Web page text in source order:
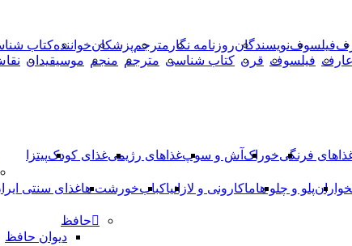
فیلسوفنویسندگانروزنامه نگار مترجمپزشکانخوانندهکتاب
عارف فیلسوف قرن کتاب شناسی مترجم منجم موسیقیدان
فرنگیخوراک آش و سوپغذاهای رژیمیغذای کودکپیتزا
پلو و چلو هاماکارونی و لازانیاکبابخورشت هاغذای سنتی
حافظ
دیوان حافظ